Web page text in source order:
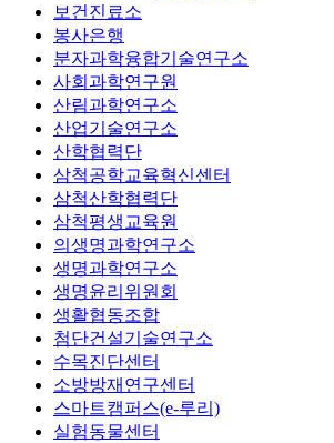
보건진료소
봉사은행
분자과학융합기술연구소
사회과학연구원
산림과학연구소
산업기술연구소
산학협력단
삼척공학교육혁신센터
삼척산학협력단
삼척평생교육원
의생명과학연구소
생명과학연구소
생명윤리위원회
생활협동조합
첨단건설기술연구소
수목진단센터
소방방재연구센터
스마트캠퍼스(e-루리)
실험동물센터